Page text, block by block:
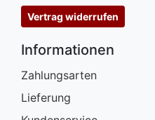
Vertrag widerrufen
Informationen
Zahlungsarten
Lieferung